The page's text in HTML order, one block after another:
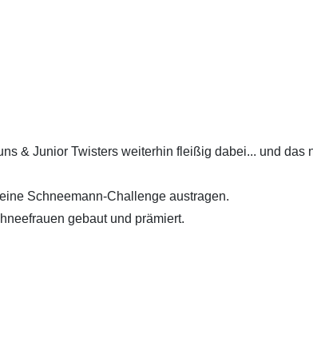
& Junior Twisters weiterhin fleißig dabei... und das
Schneemann-Challenge austragen.
gebaut und prämiert.